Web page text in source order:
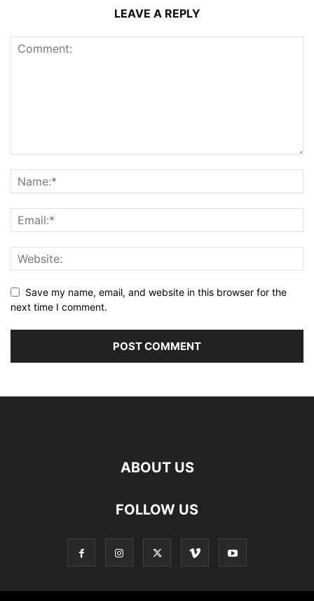
LEAVE A REPLY
Save my name, email, and website in this browser for the
next time I comment.
ABOUT US
FOLLOW US